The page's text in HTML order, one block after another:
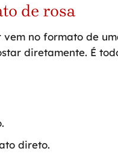
de rosa
no formato de
diretamente. É
direto.